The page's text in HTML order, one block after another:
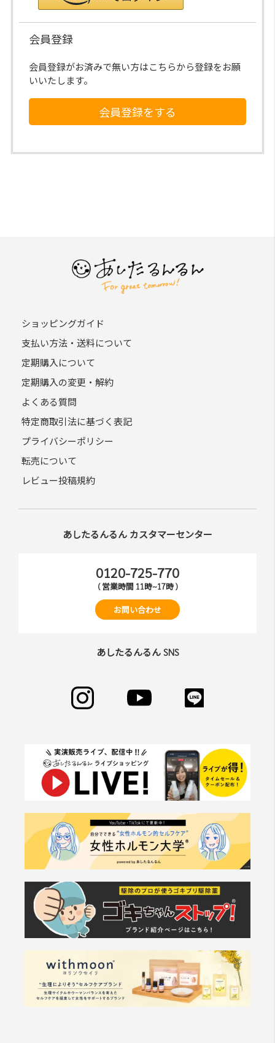
会員登録
会員登録がお済みで無い方はこちらから登録をお願
いいたします。
会員登録をする
ショッピングガイド
支払い方法・送料について
定期購入について
定期購入の変更・解約
よくある質問
特定商取引法に基づく表記
プライバシーポリシー
転売について
レビュー投稿規約
あしたるんるん カスタマーセンター
0120-725-770
( 営業時間 11時~17時 )
お問い合わせ
あしたるんるん SNS